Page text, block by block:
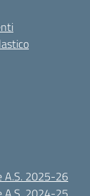
A.S. 2025-26